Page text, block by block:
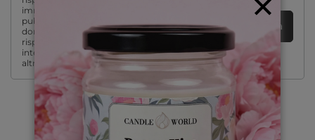
immediatamente,
pubblicando le
domande e le
risposte più
interessanti per gli
altri.
Zadaj pytanieFai una domanda
SCRIVI LA TUA OPINIONE